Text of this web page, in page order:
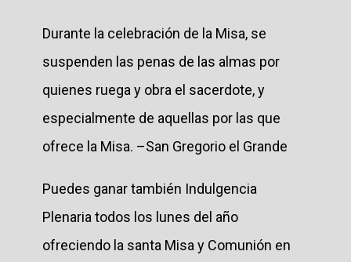
Durante la celebración de la Misa, se
suspenden las penas de las almas por
quienes ruega y obra el sacerdote, y
especialmente de aquellas por las que
ofrece la Misa. –San Gregorio el Grande
Puedes ganar también Indulgencia
Plenaria todos los lunes del año
ofreciendo la santa Misa y Comunión en